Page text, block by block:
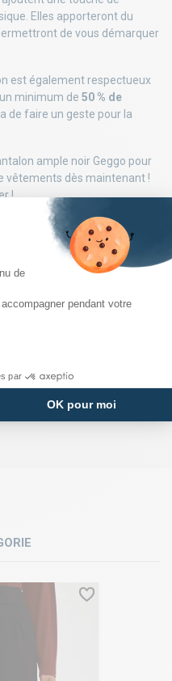
Elles apporteront du
de vous démarquer
est également respectueux
minimum de 50 % de
de faire un geste pour la
ample noir Geggo pour
vêtements dès maintenant !
!